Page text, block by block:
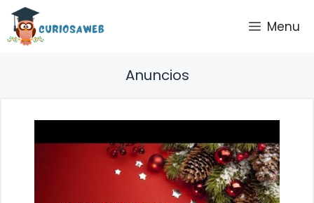
Saltar
contenido
Menu
Anuncios